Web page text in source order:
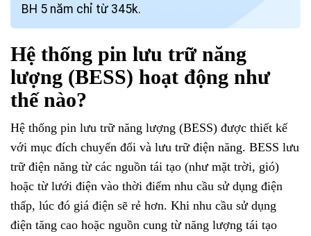
BH 5 năm chỉ từ 345k.
Hệ thống pin lưu trữ năng
lượng (BESS) hoạt động như
thế nào?
Hệ thống pin lưu trữ năng lượng (BESS) được thiết kế
với mục đích chuyển đổi và lưu trữ điện năng. BESS lưu
trữ điện năng từ các nguồn tái tạo (như mặt trời, gió)
hoặc từ lưới điện vào thời điểm nhu cầu sử dụng điện
thấp, lúc đó giá điện sẽ rẻ hơn. Khi nhu cầu sử dụng
điện tăng cao hoặc nguồn cung từ năng lượng tái tạo